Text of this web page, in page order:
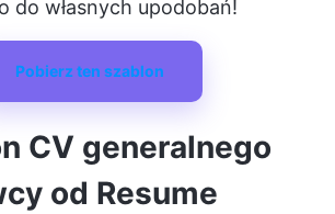
do własnych upodobań!
Pobierz ten szablon
CV generalnego
od Resume